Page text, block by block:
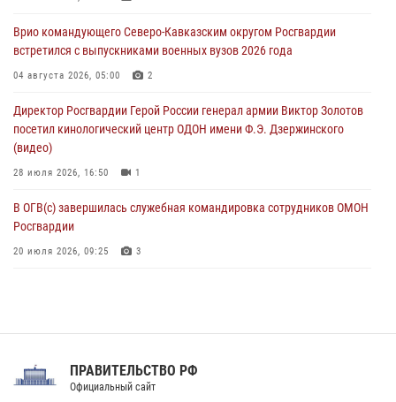
нарушений миграционного законодательства
07 августа 2026, 12:54
07 августа 2026, 12:37
Врио командующего Северо-Кавказским округом Росгвардии
встретился с выпускниками военных вузов 2026 года
04 августа 2026, 05:00 2
Директор Росгвардии Герой России генерал армии Виктор Золотов
посетил кинологический центр ОДОН имени Ф.Э. Дзержинского
(видео)
28 июля 2026, 16:50 1
В ОГВ(с) завершилась служебная командировка сотрудников ОМОН
Росгвардии
20 июля 2026, 09:25 3
Праздник «Один день с Росгвардией» к 105-летию Центрального
ПРАВИТЕЛЬСТВО РФ
Официальный сайт